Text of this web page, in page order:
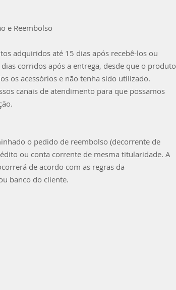
e Reembolso
adquiridos até 15 dias após recebê-los ou
corridos após a entrega, desde que o produto
os acessórios e não tenha sido utilizado.
canais de atendimento para que possamos
o pedido de reembolso (decorrente de
ou conta corrente de mesma titularidade. A
de acordo com as regras da
banco do cliente.